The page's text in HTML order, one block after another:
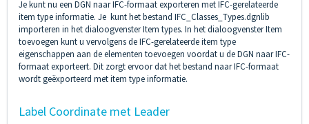
Je kunt nu een DGN naar IFC-formaat exporteren met IFC-gerelateerde
item type informatie. Je kunt het bestand IFC_Classes_Types.dgnlib
importeren in het dialoogvenster Item types. In het dialoogvenster Item
toevoegen kunt u vervolgens de IFC-gerelateerde item type
eigenschappen aan de elementen toevoegen voordat u de DGN naar IFC-
formaat exporteert. Dit zorgt ervoor dat het bestand naar IFC-formaat
wordt geëxporteerd met item type informatie.
Label Coordinate met Leader